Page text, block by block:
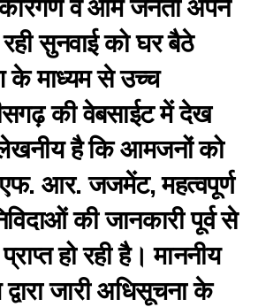
व आम जनता अपने
सुनवाई को घर बैठे
के माध्यम से उच्च
की वेबसाईट में देख
है कि आमजनों को
आर. जजमेंट, महत्वपूर्ण
की जानकारी पूर्व से
हो रही है। माननीय
जारी अधिसूचना के